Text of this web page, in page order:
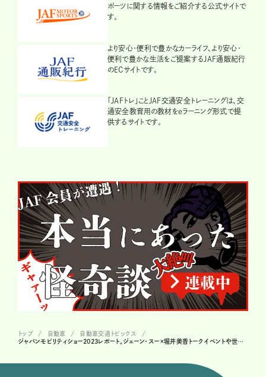
ポーツに関する情報をご紹介する公式サイトで
す。
より安心・便利で豊かなカーライフ、より安心・
便利で豊かな生活をご提案するJAF通販紀行
のECサイトです。
「JAFトレ」ことJAF交通安全トレーニングは、交
通安全教育用の教材をeラーニング形式で提
供するサイトです。
トップ 自動車
自動車交通トピックス
ジャパンモビリティショー2023レポート。ジェーン・スー×堀井美香トークイベントや世界の肉グルメで大満足！